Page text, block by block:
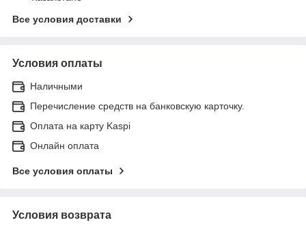
Все условия доставки
Условия оплаты
Наличными
Перечисление средств на банковскую карточку.
Оплата на карту Kaspi
Онлайн оплата
Все условия оплаты
Условия возврата